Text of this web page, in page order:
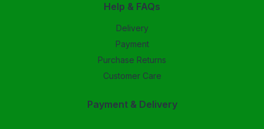
Help & FAQs
Delivery
Payment
Purchase Returns
Customer Care
Payment & Delivery